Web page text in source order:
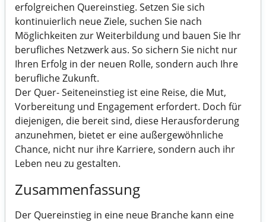
erfolgreichen Quereinstieg. Setzen Sie sich
kontinuierlich neue Ziele, suchen Sie nach
Möglichkeiten zur Weiterbildung und bauen Sie Ihr
berufliches Netzwerk aus. So sichern Sie nicht nur
Ihren Erfolg in der neuen Rolle, sondern auch Ihre
berufliche Zukunft.
Der Quer- Seiteneinstieg ist eine Reise, die Mut,
Vorbereitung und Engagement erfordert. Doch für
diejenigen, die bereit sind, diese Herausforderung
anzunehmen, bietet er eine außergewöhnliche
Chance, nicht nur ihre Karriere, sondern auch ihr
Leben neu zu gestalten.
Zusammenfassung
Der Quereinstieg in eine neue Branche kann eine